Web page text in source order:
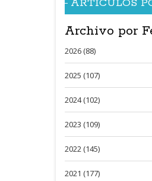
ARTÍCULOS
Archivo por
2026 (88)
2025 (107)
2024 (102)
2023 (109)
2022 (145)
2021 (177)